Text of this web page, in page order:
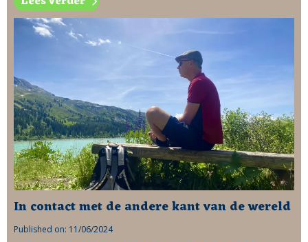
In contact met de andere kant van de wereld
Published on: 11/06/2024